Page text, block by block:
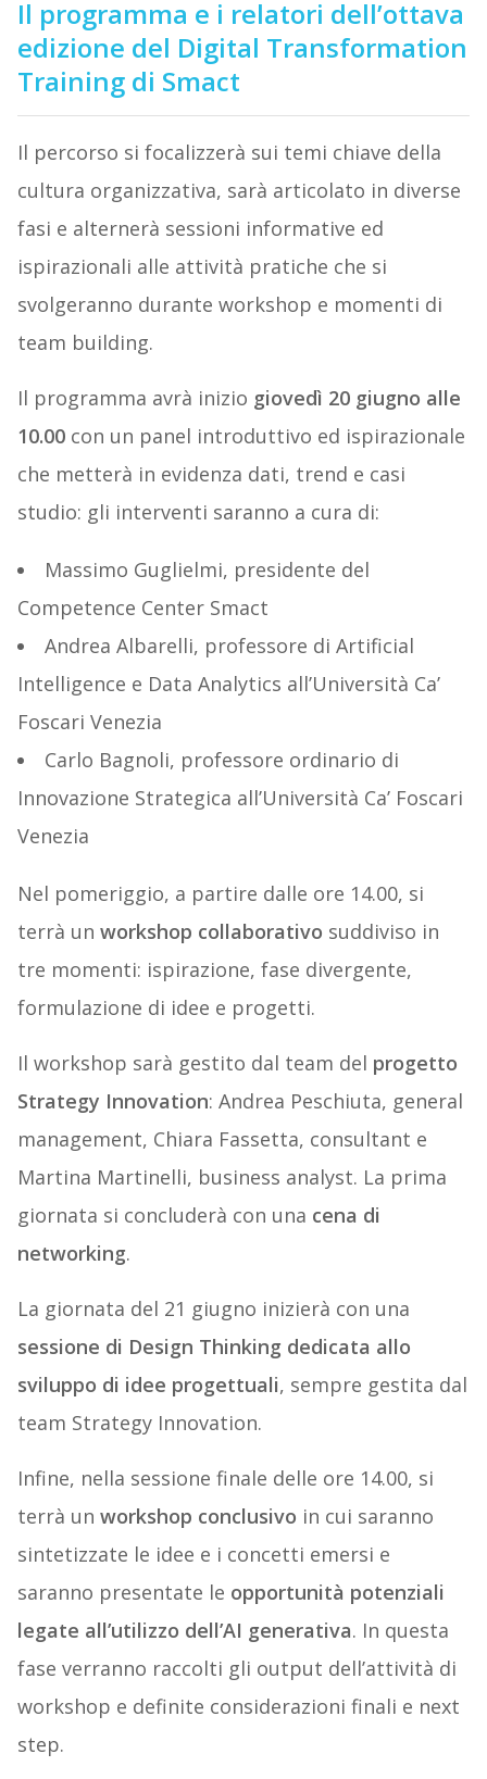
Il programma e i relatori dell’ottava
edizione del Digital Transformation
Training di Smact
Il percorso si focalizzerà sui temi chiave della
cultura organizzativa, sarà articolato in diverse
fasi e alternerà sessioni informative ed
ispirazionali alle attività pratiche che si
svolgeranno durante workshop e momenti di
team building.
Il programma avrà inizio giovedì 20 giugno alle
10.00con un panel introduttivo ed ispirazionale
che metterà in evidenza dati, trend e casi
studio: gli interventi saranno a cura di:
Massimo Guglielmi, presidente del
Competence Center Smact
Andrea Albarelli, professore di Artificial
Intelligence e Data Analytics all’Università Ca’
Foscari Venezia
Carlo Bagnoli, professore ordinario di
Innovazione Strategica all’Università Ca’ Foscari
Venezia
Nel pomeriggio, a partire dalle ore 14.00, si
terrà un workshop collaborativo suddiviso in
tre momenti: ispirazione, fase divergente,
formulazione di idee e progetti.
Il workshop sarà gestito dal team del progetto
Strategy Innovation: Andrea Peschiuta, general
management, Chiara Fassetta, consultant e
Martina Martinelli, business analyst. La prima
giornata si concluderà con una cena di
networking.
La giornata del 21 giugno inizierà con una
sessione di Design Thinking dedicata allo
sviluppo di idee progettuali, sempre gestita dal
team Strategy Innovation.
Infine, nella sessione finale delle ore 14.00, si
terrà un workshop conclusivo in cui saranno
sintetizzate le idee e i concetti emersi e
saranno presentate le opportunità potenziali
legate all’utilizzo dell’AI generativa. In questa
fase verranno raccolti gli output dell’attività di
workshop e definite considerazioni finali e next
step.